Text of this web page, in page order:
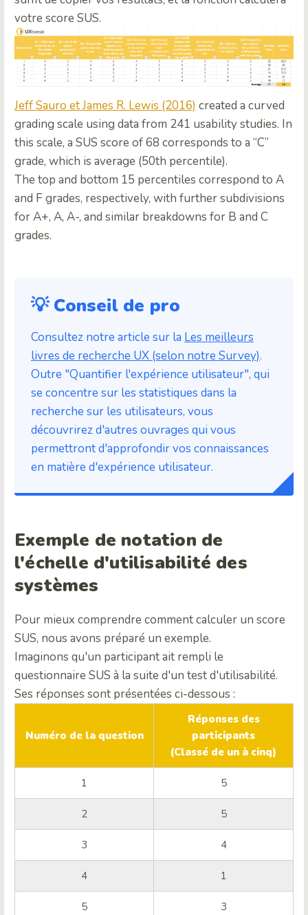
votre score SUS.
Jeff Sauro et James R. Lewis (2016) created a curved
grading scale using data from 241 usability studies. In
this scale, a SUS score of 68 corresponds to a “C”
grade, which is average (50th percentile).
The top and bottom 15 percentiles correspond to A
and F grades, respectively, with further subdivisions
for A+, A, A-, and similar breakdowns for B and C
grades.
💡 Conseil de pro
Consultez notre article sur la Les meilleurs
livres de recherche UX (selon notre Survey).
Outre "Quantifier l'expérience utilisateur", qui
se concentre sur les statistiques dans la
recherche sur les utilisateurs, vous
découvrirez d'autres ouvrages qui vous
permettront d'approfondir vos connaissances
en matière d'expérience utilisateur.
Exemple de notation de
l'échelle d'utilisabilité des
systèmes
Pour mieux comprendre comment calculer un score
SUS, nous avons préparé un exemple.
Imaginons qu'un participant ait rempli le
questionnaire SUS à la suite d'un test d'utilisabilité.
Ses réponses sont présentées ci-dessous :
Numéro de la question
Réponses des
participants
(Classé de un à cinq)
1 5
2 5
3 4
4 1
5 3